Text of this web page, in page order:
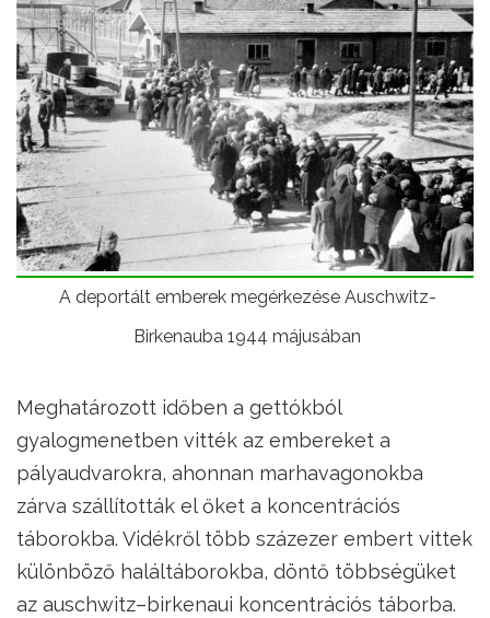
A deportált emberek megérkezése Auschwitz-
Birkenauba 1944 májusában
Meghatározott időben a gettókból
gyalogmenetben vitték az embereket a
pályaudvarokra, ahonnan marhavagonokba
zárva szállították el őket a koncentrációs
táborokba. Vidékről több százezer embert vittek
különböző haláltáborokba, döntő többségüket
az auschwitz–birkenaui koncentrációs táborba.